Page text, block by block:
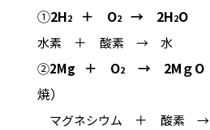
①2H2 ＋ O2 → 2H2O
水素 ＋ 酸素 → 水
②2Mg ＋ O2→ 2MｇO
焼）
マグネシウム ＋ 酸素 →